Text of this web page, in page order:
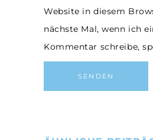
Website in diesem
nächste Mal, wenn ich
Kommentar schreibe,